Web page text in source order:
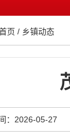
页 / 乡镇动态
：2026-05-27